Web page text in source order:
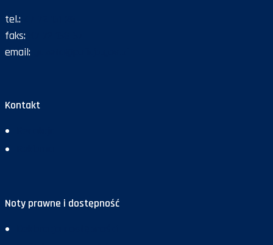
tel.:
faks:
email:
Kontakt
Noty prawne i dostępność